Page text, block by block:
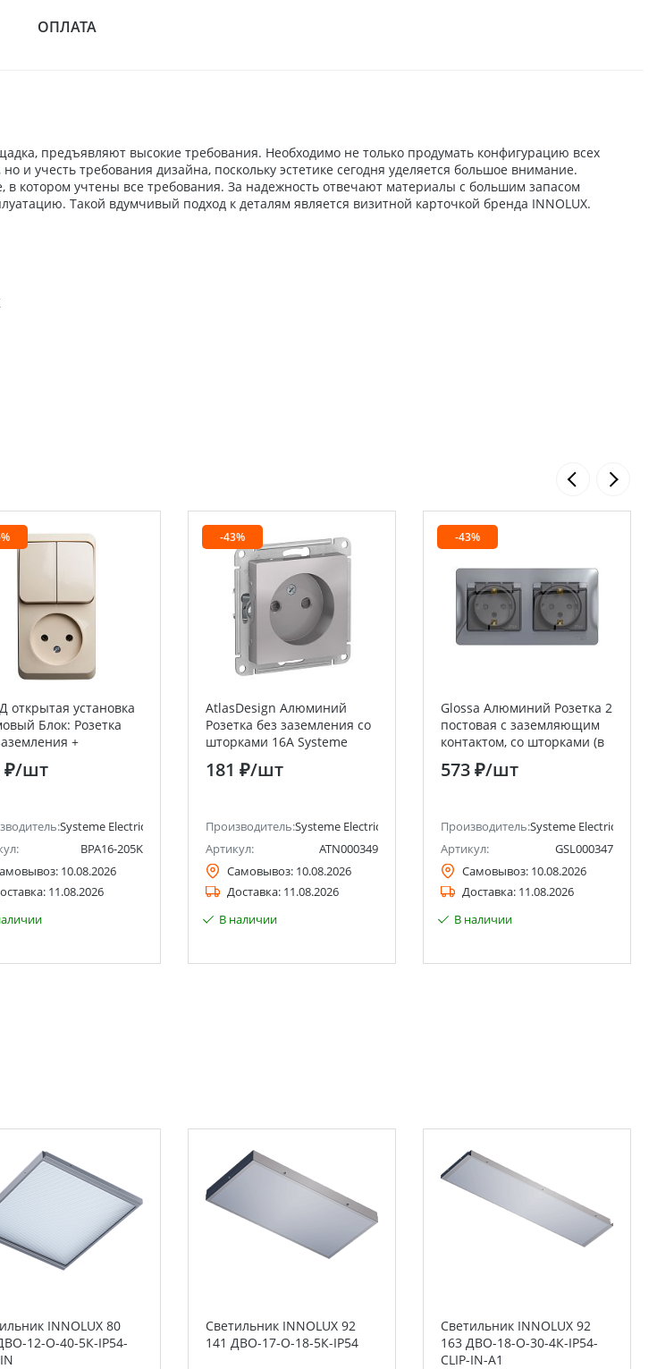
ОПЛАТА
предъявляют высокие требования. Необходимо не только продумать конфигурацию всех
учесть требования дизайна, поскольку эстетике сегодня уделяется большое внимание.
котором учтены все требования. За надежность отвечают материалы с большим запасом
Такой вдумчивый подход к деталям является визитной карточкой бренда INNOLUX.
Electric)
открытая установка
Блок: Розетка
+
2клавишный
Electric (Schneider
₽/шт
Systeme Electric (ранее Schneider Electric)
BPA16-205K
10.08.2026
11.08.2026
-43%
AtlasDesign Алюминий
Розетка без заземления со
шторками 16А Systeme
Electric (Schneider Electric)
181 ₽/шт
Производитель:Systeme Electric (ранее Schneider Electric)
Артикул:
ATN000349
Самовывоз: 10.08.2026
Доставка: 11.08.2026
В наличии
-43%
Glossa Алюминий Розетка 2
постовая с заземляющим
контактом, со шторками (в
сборе с рамкой), IP44
Systeme Electric (Schneider
573 ₽/шт
Производитель:Systeme Electric
Артикул:
GSL000347
Самовывоз: 10.08.2026
Доставка: 11.08.2026
В наличии
INNOLUX 80
12-О-40-5К-IP54-
Светильник INNOLUX 92
141 ДВО-17-О-18-5К-IP54
Светильник INNOLUX 92
163 ДВО-18-O-30-4К-IP54-
CLIP-IN-A1